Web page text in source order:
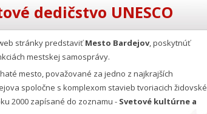
dedičstvo UNESCO
stránky predstaviťMesto Bardejov, poskytnúť
mestskej samosprávy.
mesto, považované za jedno z najkrajších
spoločne s komplexom stavieb tvoriacich židovské
2000 zapísané do zoznamu - Svetové kultúrne a